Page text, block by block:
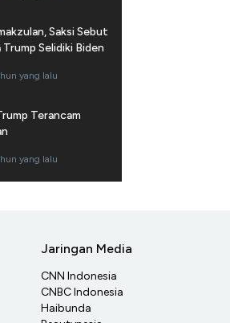
Saksi Sebut
Trump Selidiki Biden
yang lalu
Terancam
yang lalu
Jaringan Media
CNN Indonesia
CNBC Indonesia
Haibunda